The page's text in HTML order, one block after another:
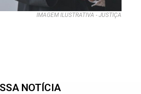
IMAGEM ILUSTRATIVA - JUSTIÇA
NOTÍCIA